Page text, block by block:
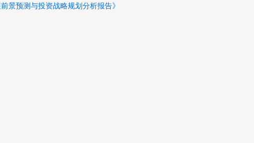
景预测与投资战略规划分析报告》